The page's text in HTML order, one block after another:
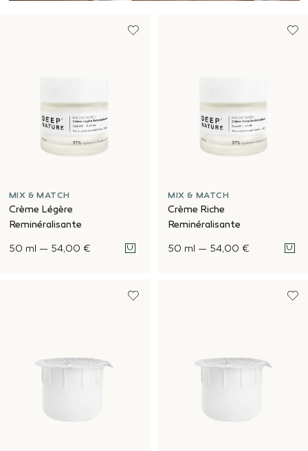
MIX & MATCH
Crème Légère
Reminéralisante
50 ml — 54,00 €
MIX & MATCH
Crème Riche
Reminéralisante
50 ml — 54,00 €